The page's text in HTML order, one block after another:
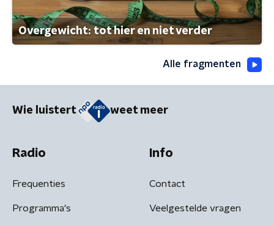
Overgewicht: tot hier en niet verder
Alle fragmenten
Wie luistert weet meer
Radio
Frequenties
Programma's
Info
Contact
Veelgestelde vragen